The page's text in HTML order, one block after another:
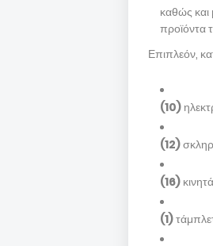
καθώς
προϊόντα
Επιπλεόν,
(10)
(12)
(16)
(1)